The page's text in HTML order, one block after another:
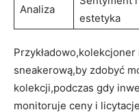
Analiza
estetyka
sneakerową,by zdobyć
kolekcji,podczas gdy
monitoruje ceny i